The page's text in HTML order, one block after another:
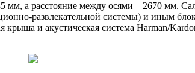
а расстояние между осями – 2670 мм.
развлекательной системы) и иным
и акустическая система Harman/